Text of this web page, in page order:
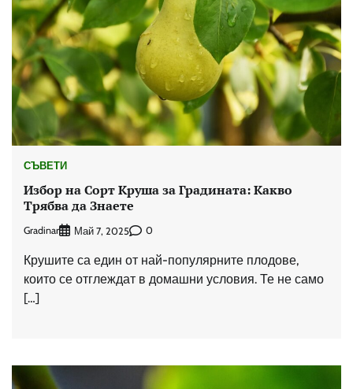
СЪВЕТИ
Избор на Сорт Круша за Градината: Какво
Трябва да Знаете
Gradinar Май 7, 2025 0
Крушите са един от най-популярните плодове,
които се отглеждат в домашни условия. Те не само
[…]